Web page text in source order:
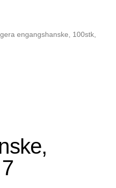
engangshanske, 100stk,